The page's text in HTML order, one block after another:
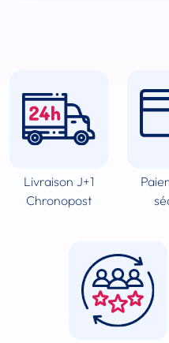
Livraison J+1
Chronopost